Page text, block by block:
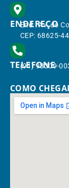
ENDEREÇO
End.: Av. do
CEP: 68625-
TELEFONE
(91) 98309-
COMO